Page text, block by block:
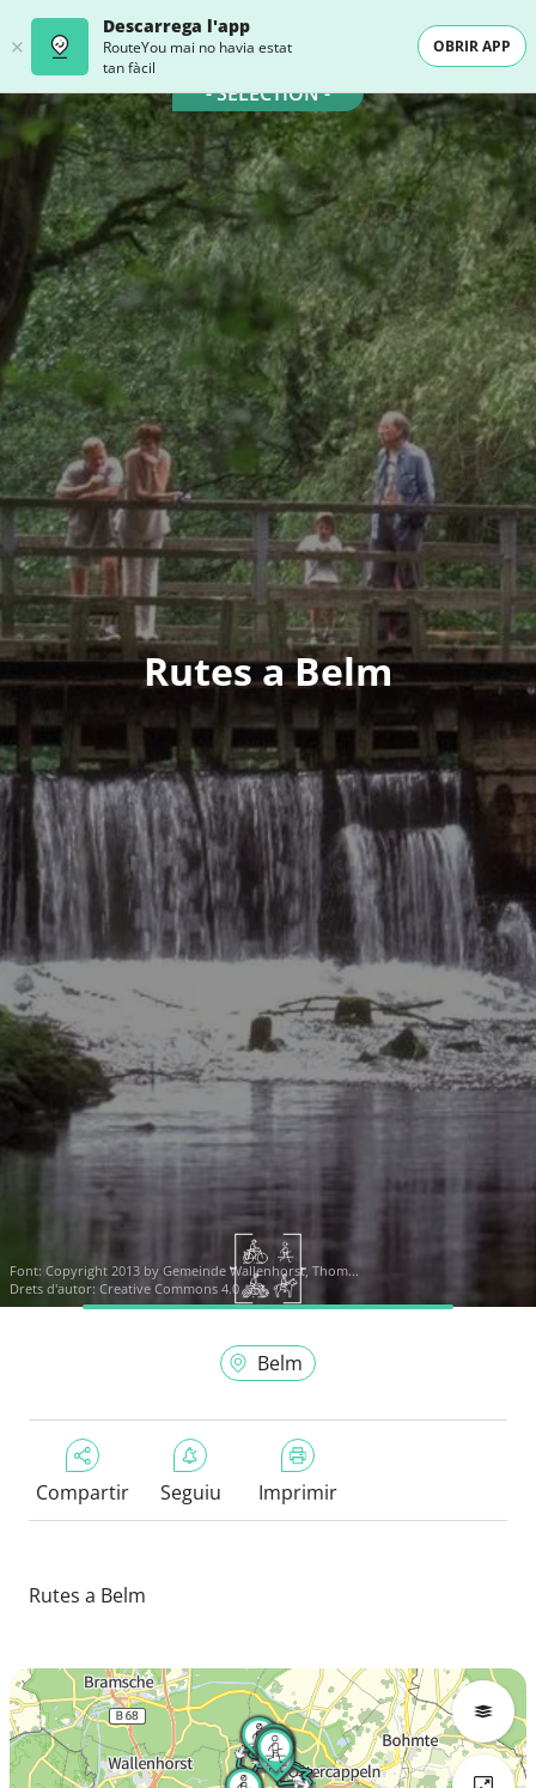
Descarrega l'app
RouteYou mai no havia estat
tan fàcil
OBRIR APP
- SELECTION -
Rutes a Belm
Font: Copyright 2013 by Gemeinde Wallenhorst, Thom...
Drets d'autor: Creative Commons 4.0
Belm
Compartir Seguiu Imprimir
Rutes a Belm